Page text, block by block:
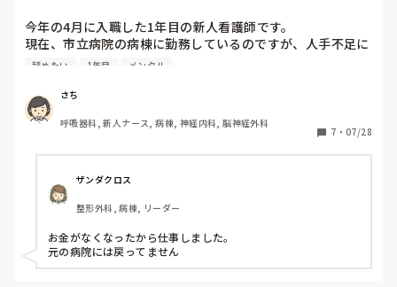
つらくて先輩に相談した時は、「できないのは当たり前。毎日
出勤するだけでそれでは100点だよ」と言われたことがあり、
その言葉に救われて辞めずに続けることができました☺️
いろいろ言う人はたくさんいますが、「いろんな人がいるな
無理しすぎず、頑張ってくださいね。
今年の4月に入職した1年目の新人看護師です。
現在、市立病院の病棟に勤務しているのですが、人手不足に
よる業務多忙や残業、ひとり立ちに向けて先輩看護師からの
胃痛、吐き気等の不調が出て心療内科に受診しました。心療
内科の先生からは軽度のうつ症状が出ているから抗うつ薬の
内服を始めましょうと言われ、内服し始めました。
くなります。仕事に行っても集中できずミスしそうで怖いと
も感じています。休職したいと思いつつも甘えているような
気がして迷っています。
休職したことがある人、あるいは休職している人は何を目安
に休職されましたか？
辞めたい 1年目 メンタル
さち
呼吸器科, 新人ナース, 病棟, 神経内科, 脳神経外科
7 ・ 07/28
ザンダクロス
整形外科, 病棟, リーダー
お金がなくなったから仕事しました。
元の病院には戻ってません